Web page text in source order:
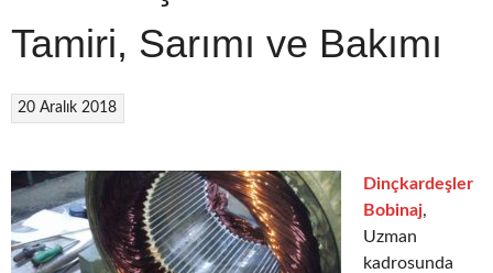
Tamiri, Sarımı ve Bakımı
20 Aralık 2018
Dinçkardeşler
Bobinaj,
Uzman
kadrosunda